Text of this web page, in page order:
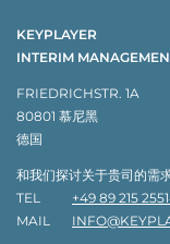
KEYPLAYER
INTERIM
FRIEDRICHSTR. 1A
80801 慕尼黑
德国
和我们探讨关于贵司的需
TEL
+49 89 215
MAIL